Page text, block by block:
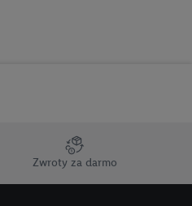
Zwroty za darmo